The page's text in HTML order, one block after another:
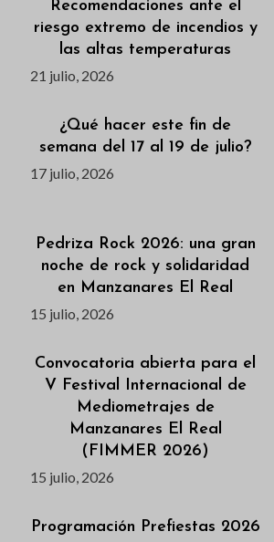
Recomendaciones ante el
riesgo extremo de incendios y
las altas temperaturas
21 julio, 2026
¿Qué hacer este fin de
semana del 17 al 19 de julio?
17 julio, 2026
Pedriza Rock 2026: una gran
noche de rock y solidaridad
en Manzanares El Real
15 julio, 2026
Convocatoria abierta para el
V Festival Internacional de
Mediometrajes de
Manzanares El Real
(FIMMER 2026)
15 julio, 2026
Programación Prefiestas 2026